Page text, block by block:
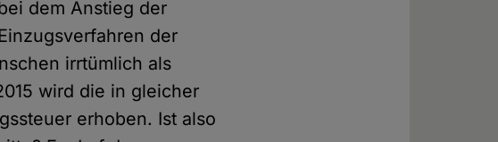
dem Anstieg der
der
irrtümlich als
wird die in gleicher
erhoben. Ist also